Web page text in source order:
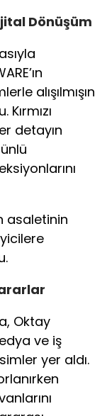
Dönüşüm
alışılmışın
detayın
asaletinin
Oktay
ve iş
yer aldı.